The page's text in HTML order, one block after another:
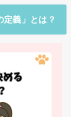
定義」とは？